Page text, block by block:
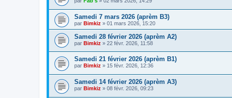
Samedi 7 mars 2026 (aprèm B3)
par Bimkiz » 01 mars 2026, 15:20
Samedi 28 février 2026 (aprèm A2)
par Bimkiz » 22 févr. 2026, 11:58
Samedi 21 février 2026 (aprèm B1)
par Bimkiz » 15 févr. 2026, 12:36
Samedi 14 février 2026 (aprèm A3)
par Bimkiz » 08 févr. 2026, 09:23